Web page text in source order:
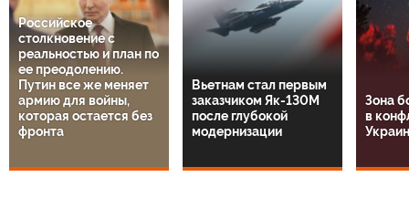
Российское
столкновение с
реальностью и план по
ее преодолению.
Путин все же меняет
армию для войны,
которая остается без
фронта
Вьетнам стал первым
заказчиком Як-130М
после глубокой
модернизации
Зона
в